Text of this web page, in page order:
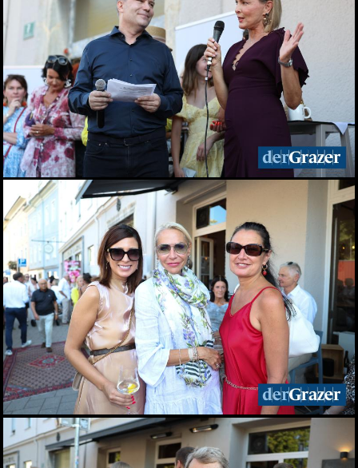
27.06.2026
Latin Live am Grazer
Lendplatz
25.06.2026
Fun while it lasted -
Augartenfest 2026 fiel ins
Wasser
20.06.2026
Sommercocktail der
Immobilienwirtschaft
2026
19.06.2026
Das vierte Grazer
Marktfest am Lendplatz
19.06.2026
Big Bottle Schaumwein-
Party im Rosengarten des
Parkhotels
08.06.2026
Der Sommer ist da! 28.
Wirtschaftsstammtisch
im San Pietro
02.06.2026
Bitte lächeln! Diese Gäste
durften wir beim 28.
Stammtisch begrüßen
02.06.2026